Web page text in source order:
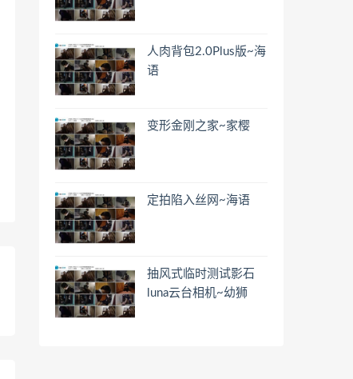
人肉背包2.0Plus版~海
语
变形金刚之家~家樱
定拍陷入丝网~海语
抽风式临时测试影石
luna云台相机~幼狮